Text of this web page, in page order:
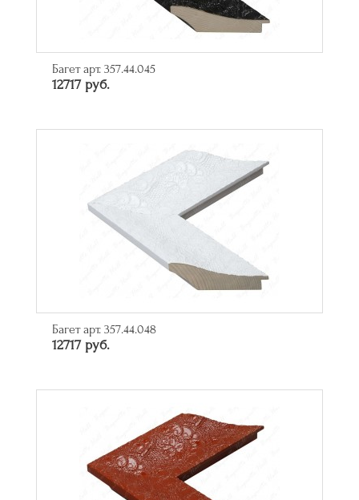
Багет арт. 357.44.045
12717 руб.
Багет арт. 357.44.048
12717 руб.